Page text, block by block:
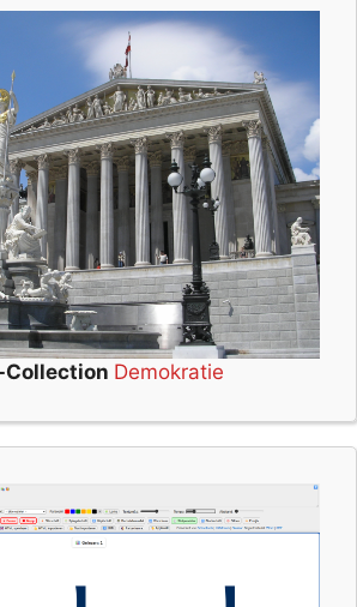
Collection Demokratie